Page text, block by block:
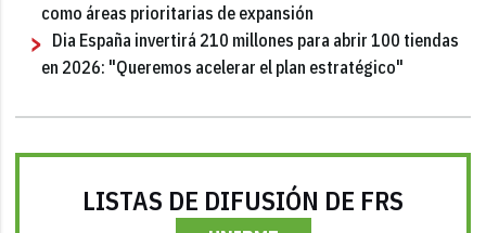
como áreas prioritarias de expansión
Dia España invertirá 210 millones para abrir 100 tiendas
en 2026: "Queremos acelerar el plan estratégico"
LISTAS DE DIFUSIÓN DE FRS